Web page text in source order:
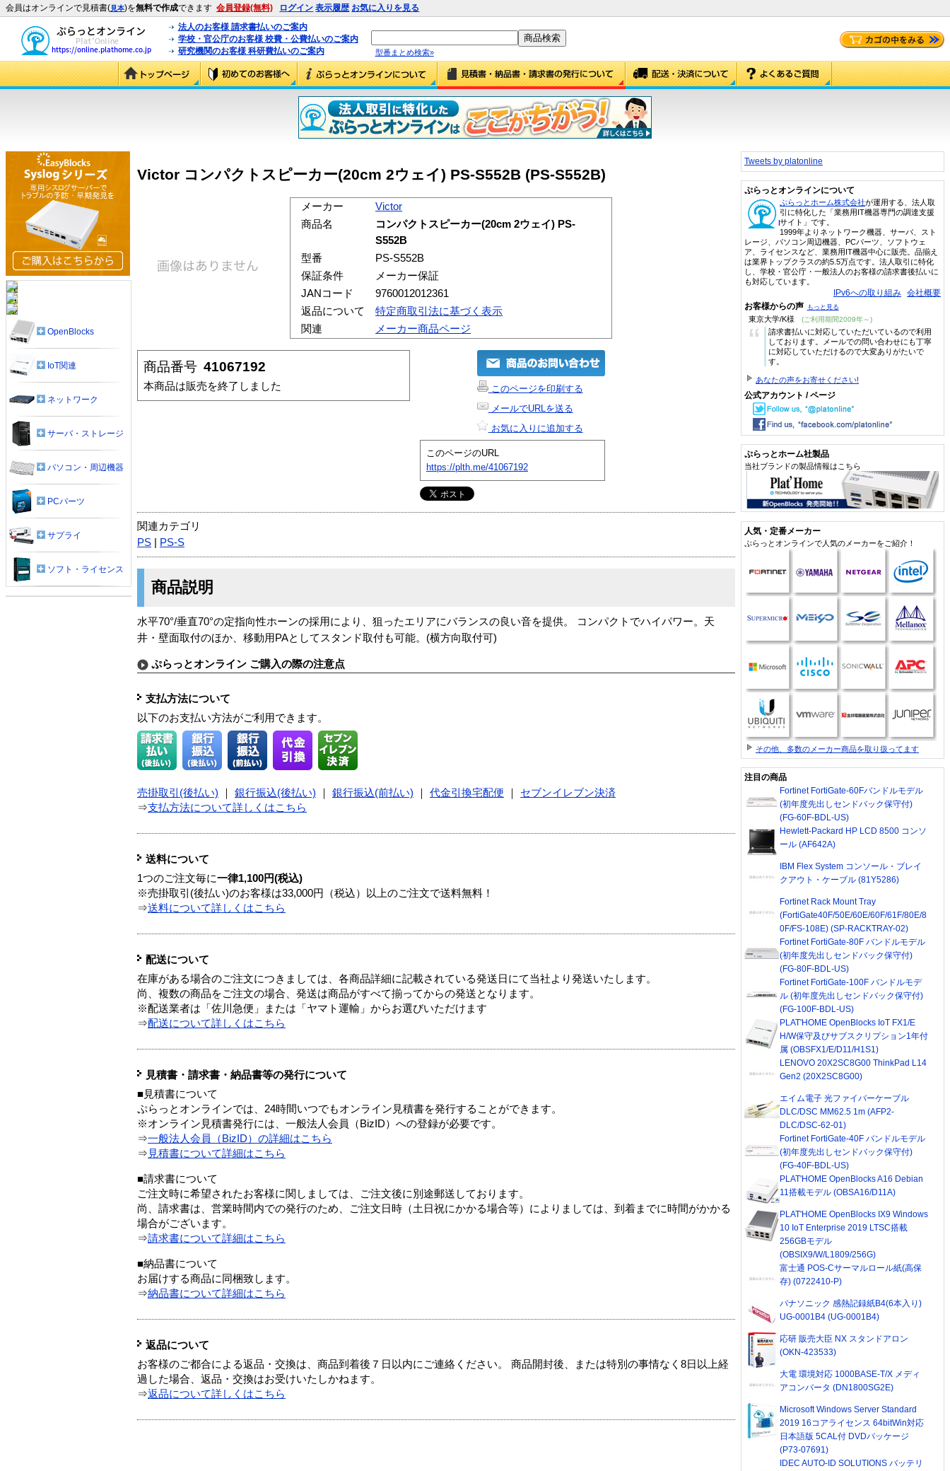
会員はオンラインで見積書(見本)を無料で作成できます 会員登録(無料) ログイン 表示履歴 お気に入りを見る
法人のお客様 請求書払いのご案内
学校・官公庁のお客様 校費・公費払いのご案内
研究機関のお客様 科研費払いのご案内
型番まとめ検索»
Victor コンパクトスピーカー(20cm 2ウェイ) PS-S552B (PS-S552B)
メーカー
Victor
商品名
コンパクトスピーカー(20cm 2ウェイ) PS-
S552B
型番
PS-S552B
保証条件
メーカー保証
JANコード
9760012012361
返品について
特定商取引法に基づく表示
関連
メーカー商品ページ
商品番号 41067192
本商品は販売を終了しました
このページを印刷する
メールでURLを送る
お気に入りに追加する
このページのURL
https://plth.me/41067192
関連カテゴリ
PS
PS-S
商品説明
水平70°/垂直70°の定指向性ホーンの採用により、狙ったエリアにバランスの良い音を提供。 コンパクトでハイパワー。天
井・壁面取付のほか、移動用PAとしてスタンド取付も可能。(横方向取付可)
ぷらっとオンライン ご購入の際の注意点
支払方法について
以下のお支払い方法がご利用できます。
売掛取引(後払い) 銀行振込(後払い) 銀行振込(前払い) 代金引換宅配便
セブンイレブン決済
⇒支払方法について詳しくはこちら
送料について
1つのご注文毎に一律1,100円(税込)
※売掛取引(後払い)のお客様は33,000円（税込）以上のご注文で送料無料！
⇒送料について詳しくはこちら
配送について
在庫がある場合のご注文につきましては、各商品詳細に記載されている発送日にて当社より発送いたします。
尚、複数の商品をご注文の場合、発送は商品がすべて揃ってからの発送となります。
※配送業者は「佐川急便」または「ヤマト運輸」からお選びいただけます
⇒配送について詳しくはこちら
見積書・請求書・納品書等の発行について
■見積書について
ぷらっとオンラインでは、24時間いつでもオンライン見積書を発行することができます。
※オンライン見積書発行には、一般法人会員（BizID）への登録が必要です。
⇒一般法人会員（BizID）の詳細はこちら
⇒ 見積書について詳細はこちら
■請求書について
ご注文時に希望されたお客様に関しましては、ご注文後に別途郵送しております。
尚、請求書は、営業時間内での発行のため、ご注文日時（土日祝にかかる場合等）によりましては、到着までに時間がかかる
場合がございます。
⇒請求書について詳細はこちら
■納品書について
お届けする商品に同梱致します。
⇒納品書について詳細はこちら
返品について
お客様のご都合による返品・交換は、商品到着後７日以内にご連絡ください。 商品開封後、または特別の事情なく8日以上経
過した場合、返品・交換はお受けいたしかねます。
⇒返品について詳しくはこちら
OpenBlocks
IoT関連
ネットワーク
サーバ・ストレージ
パソコン・周辺機器
PCパーツ
サプライ
ソフト・ライセンス
Tweets by platonline
ぷらっとオンラインについて
ぷらっとホーム株式会社が運用する、法人取
引に特化した「業務用IT機器専門の調達支援
サイト」です。
1999年よりネットワーク機器、サーバ、スト
レージ、パソコン周辺機器、PCパーツ、ソフトウェ
ア、ライセンスなど、業務用IT機器中心に販売。品揃え
は業界トップクラスの約5.5万点です。法人取引に特化
し、学校・官公庁・一般法人のお客様の請求書後払いに
も対応しています。
IPv6への取り組み 会社概要
お客様からの声 もっと見る
東京大学/K様 (ご利用期間2009年～)
“
請求書払いに対応していただいているので利用
しております。メールでの問い合わせにも丁寧
に対応していただけるので大変ありがたいで
す。
あなたの声をお寄せください!
公式アカウント / ページ
ぷらっとホーム社製品
当社ブランドの製品情報はこちら
人気・定番メーカー
ぷらっとオンラインで人気のメーカーをご紹介！
その他、多数のメーカー商品を取り扱ってます
注目の商品
Fortinet FortiGate-60Fバンドルモデル
(初年度先出しセンドバック保守付)
(FG-60F-BDL-US)
Hewlett-Packard HP LCD 8500 コンソ
ール (AF642A)
IBM Flex System コンソール・ブレイ
クアウト・ケーブル (81Y5286)
Fortinet Rack Mount Tray
(FortiGate40F/50E/60E/60F/61F/80E/8
0F/FS-108E) (SP-RACKTRAY-02)
Fortinet FortiGate-80F バンドルモデル
(初年度先出しセンドバック保守付)
(FG-80F-BDL-US)
Fortinet FortiGate-100F バンドルモデ
ル (初年度先出しセンドバック保守付)
(FG-100F-BDL-US)
PLAT'HOME OpenBlocks IoT FX1/E
H/W保守及びサブスクリプション1年付
属 (OBSFX1/E/D11/H1S1)
LENOVO 20X2SC8G00 ThinkPad L14
Gen2 (20X2SC8G00)
エイム電子 光ファイバーケーブル
DLC/DSC MM62.5 1m (AFP2-
DLC/DSC-62-01)
Fortinet FortiGate-40F バンドルモデル
(初年度先出しセンドバック保守付)
(FG-40F-BDL-US)
PLAT'HOME OpenBlocks A16 Debian
11搭載モデル (OBSA16/D11A)
PLAT'HOME OpenBlocks IX9 Windows
10 IoT Enterprise 2019 LTSC搭載
256GBモデル
(OBSIX9/W/L1809/256G)
富士通 POS-Cサーマルロール紙(高保
存) (0722410-P)
パナソニック 感熱記録紙B4(6本入り)
UG-0001B4 (UG-0001B4)
応研 販売大臣 NX スタンドアロン
(OKN-423533)
大電 環境対応 1000BASE-T/X メディ
アコンバータ (DN1800SG2E)
Microsoft Windows Server Standard
2019 16コアライセンス 64bitWin対応
日本語版 5CAL付 DVDパッケージ
(P73-07691)
IDEC AUTO-ID SOLUTIONS バッテリ